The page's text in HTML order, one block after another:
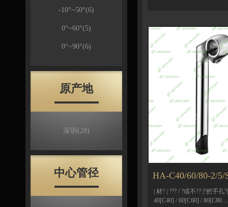
-10°~50°(6)
0°~60°(5)
0°~90°(6)
原产地
深圳 (28)
中心管径 HA-C40/60/80-2/5/
| 材? | ??? / ?或不?? |?把手
40[C40] / 60[C60] / 80[C80…